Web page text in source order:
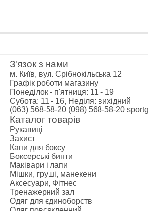
З'язок з нами
м. Київ, вул. Срібнокільська 12
Графік роботи магазину
Понеділок - п'ятниця: 11 - 19
Субота: 11 - 16, Неділя: вихідний
(063) 568-58-20 (098) 568-58-20
Каталог товарів
Рукавиці
Захист
Капи для боксу
Боксерські бинти
Маківари і лапи
Мішки, груші, манекени
Аксесуари, Фітнес
Тренажерний зал
Одяг для єдиноборств